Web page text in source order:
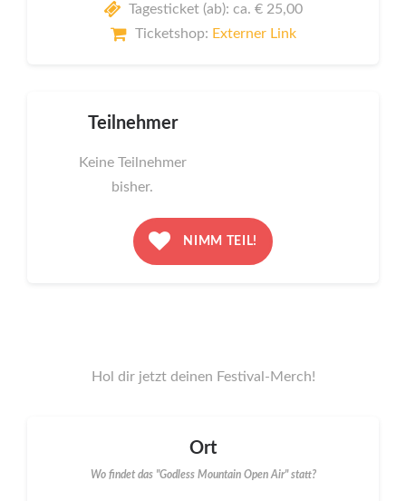
Tagesticket (ab): ca. € 25,00
Ticketshop: Externer Link
Teilnehmer
Keine Teilnehmer
bisher.
NIMM TEIL!
Hol dir jetzt deinen Festival-Merch!
Ort
Wo findet das "Godless Mountain Open Air" statt?